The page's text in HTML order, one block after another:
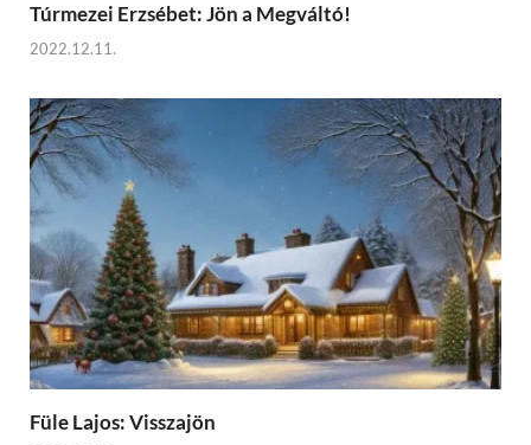
Túrmezei Erzsébet: Jön a Megváltó!
2022.12.11.
Füle Lajos: Visszajön